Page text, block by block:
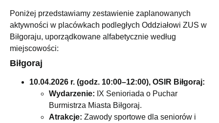
Poniżej przedstawiamy zestawienie zaplanowanych
aktywności w placówkach podległych Oddziałowi ZUS w
Biłgoraju, uporządkowane alfabetycznie według
miejscowości:
Biłgoraj
10.04.2026 r. (godz. 10:00–12:00), OSIR Biłgoraj:
Wydarzenie: IX Senioriada o Puchar
Burmistrza Miasta Biłgoraj.
Atrakcje: Zawody sportowe dla seniorów i